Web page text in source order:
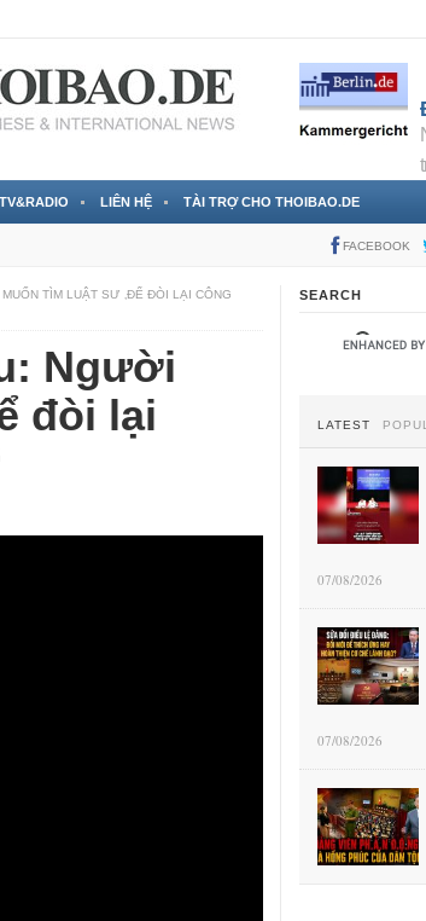
TV&RADIO LIÊN HỆ TÀI TRỢ CHO THOIBAO.DE
FACEBOOK
TÌM LUẬT SƯ ‚ĐỂ ĐÒI LẠI CÔNG
Người
đòi lại
SEARCH
LATEST
07/08/2026
07/08/2026